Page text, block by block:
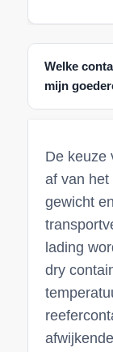
Welke
mijn
De keuze
af van het
gewicht
lading
dry